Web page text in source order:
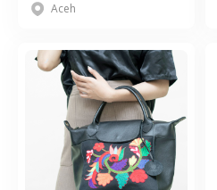
Aceh